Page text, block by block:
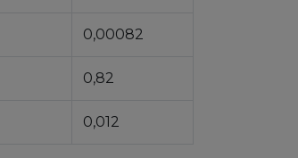
0,00082
0,82
0,012